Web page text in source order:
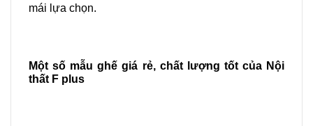
mái lựa chọn.
Một số mẫu ghế giá rẻ, chất lượng tốt của Nội
thất F plus